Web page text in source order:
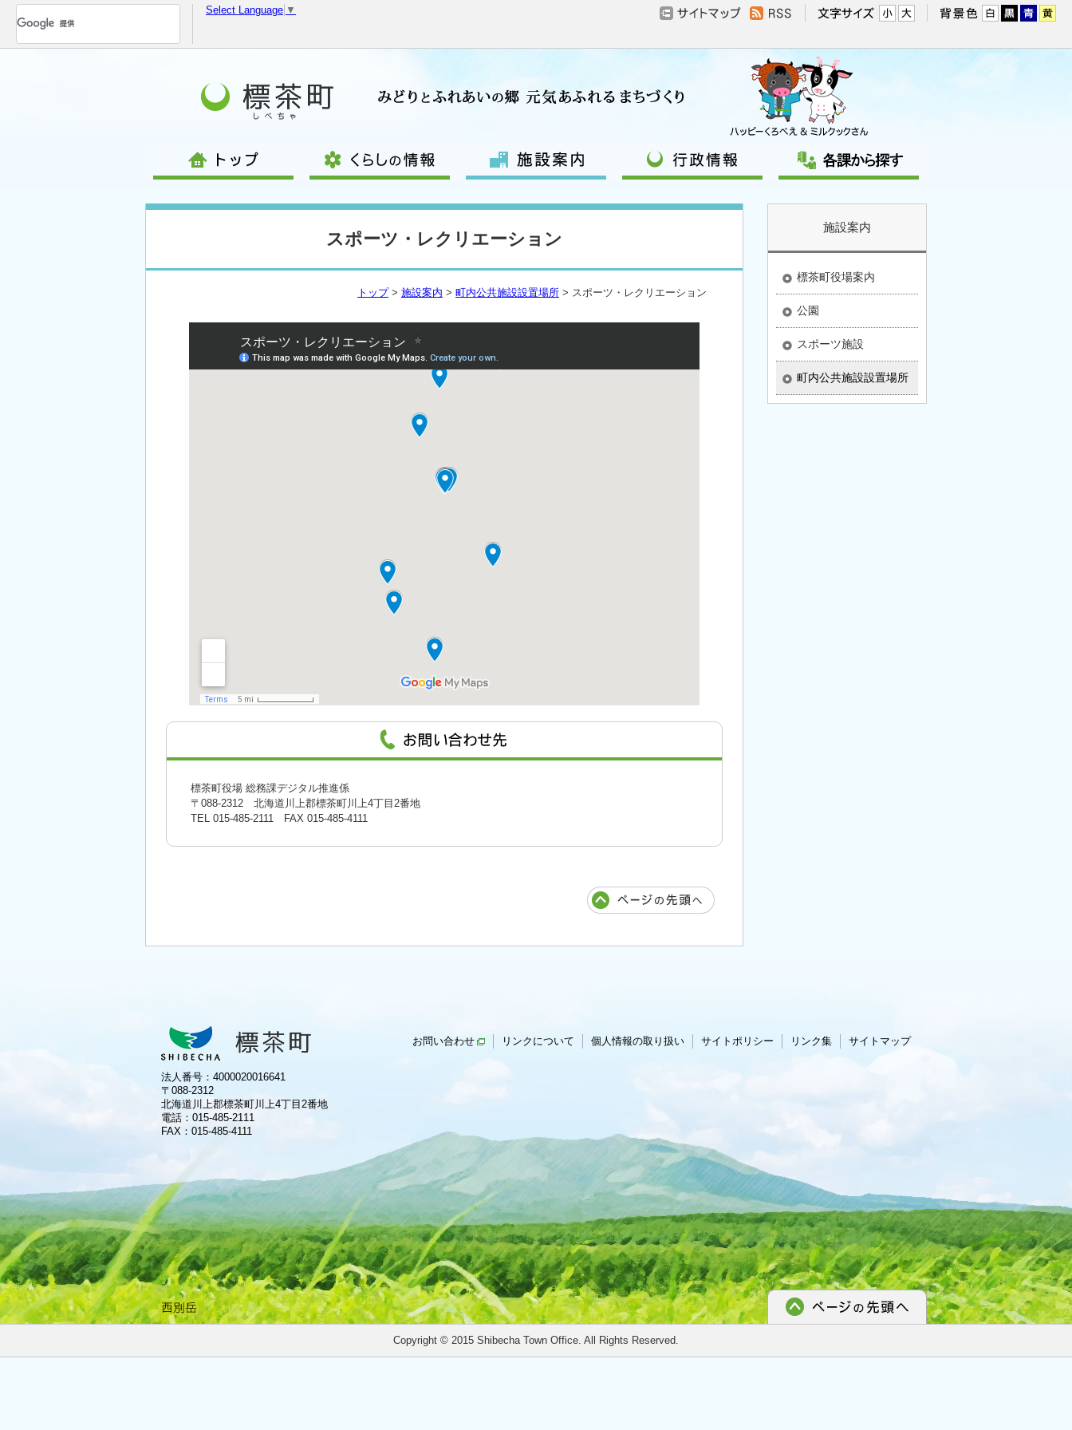
ン
テ
Select Language ▼
スポーツ・レクリエーション
トップ> 施設案内 > 町内公共施設設置場所 > スポーツ・レクリエーション
標茶町役場 総務課デジタル推進係
〒088-2312 北海道川上郡標茶町川上4丁目2番地
TEL 015-485-2111 FAX 015-485-4111
施設案内
標茶町役場案内
公園
スポーツ施設
町内公共施設設置場所
法人番号：4000020016641
〒088-2312
北海道川上郡標茶町川上4丁目2番地
電話： 015-485-2111
FAX：015-485-4111
お問い合わせ リンクについて 個人情報の取り扱い サイトポリシー リンク集 サイトマップ
Copyright © 2015 Shibecha Town Office. All Rights Reserved.